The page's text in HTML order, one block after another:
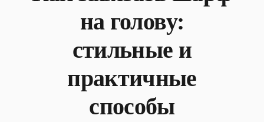
на голову:
стильные и
практичные
способы